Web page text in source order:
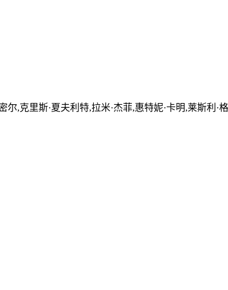
尔,克里斯·夏夫利特,拉米·杰菲,惠特妮·卡明,莱斯利